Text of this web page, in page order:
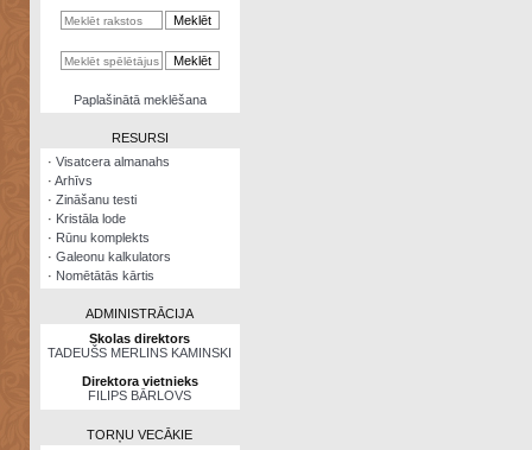
kalkulators
NomētātāsPaplašinātā meklēšana
RESURSI
· Visatcera almanahs
· Arhīvs
· Zināšanu testi
· Kristāla lode
· Rūnu komplekts
· Galeonu kalkulators
· Nomētātās kārtis
ADMINISTRĀCIJA
Skolas direktors
TADEUŠS MERLINS KAMINSKI
Direktora vietnieks
FILIPS BĀRLOVS
TORŅU VECĀKIE